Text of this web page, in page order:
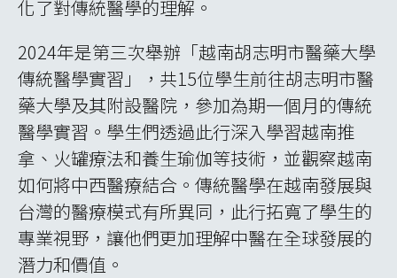
化了對傳統醫學的理解。
2024年是第三次舉辦「越南胡志明市醫藥大學
傳統醫學實習」，共15位學生前往胡志明市醫
藥大學及其附設醫院，參加為期一個月的傳統
醫學實習。學生們透過此行深入學習越南推
拿、火罐療法和養生瑜伽等技術，並觀察越南
如何將中西醫療結合。傳統醫學在越南發展與
台灣的醫療模式有所異同，此行拓寬了學生的
專業視野，讓他們更加理解中醫在全球發展的
潛力和價值。